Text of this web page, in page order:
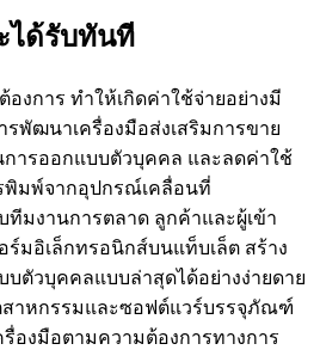
ได้รับทันที
งการ ทำให้เกิดค่าใช้จ่ายอย่างมี
พัฒนาเครื่องมือส่งเสริมการขาย
ารออกแบบตัวบุคคล และลดค่าใช้
พิมพ์จากอุปกรณ์เคลื่อนที่
ทีมงานการตลาด ลูกค้าและผู้เข้า
ร์มอิเล็กทรอนิกส์บนแท็บเล็ต สร้าง
ตัวบุคคลแบบล่าสุดได้อย่างง่ายดาย
สาหกรรมและซอฟต์แวร์บรรจุภัณฑ์
องมือตามความต้องการทางการ